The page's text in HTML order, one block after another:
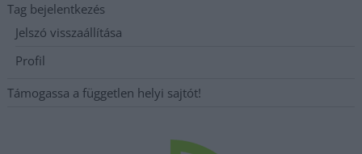
Tag bejelentkezés
Jelszó visszaállítása
Profil
Támogassa a független helyi sajtót!